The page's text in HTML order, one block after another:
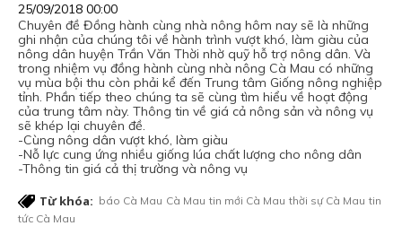
25/09/2018 00:00
Chuyên đề Đồng hành cùng nhà nông hôm nay sẽ là những
ghi nhận của chúng tôi về hành trình vượt khó, làm giàu của
nông dân huyện Trần Văn Thời nhờ quỹ hỗ trợ nông dân. Và
trong nhiệm vụ đồng hành cùng nhà nông Cà Mau có những
vụ mùa bội thu còn phải kể đến Trung tâm Giống nông nghiệp
tỉnh. Phần tiếp theo chúng ta sẽ cùng tìm hiểu về hoạt động
của trung tâm này. Thông tin về giá cả nông sản và nông vụ
sẽ khép lại chuyên đề.
-Cùng nông dân vượt khó, làm giàu
-Nỗ lực cung ứng nhiều giống lúa chất lượng cho nông dân
-Thông tin giá cả thị trường và nông vụ
Từ khóa: báo Cà Mau Cà Mau tin mới Cà Mau thời sự Cà Mau tin
tức Cà Mau